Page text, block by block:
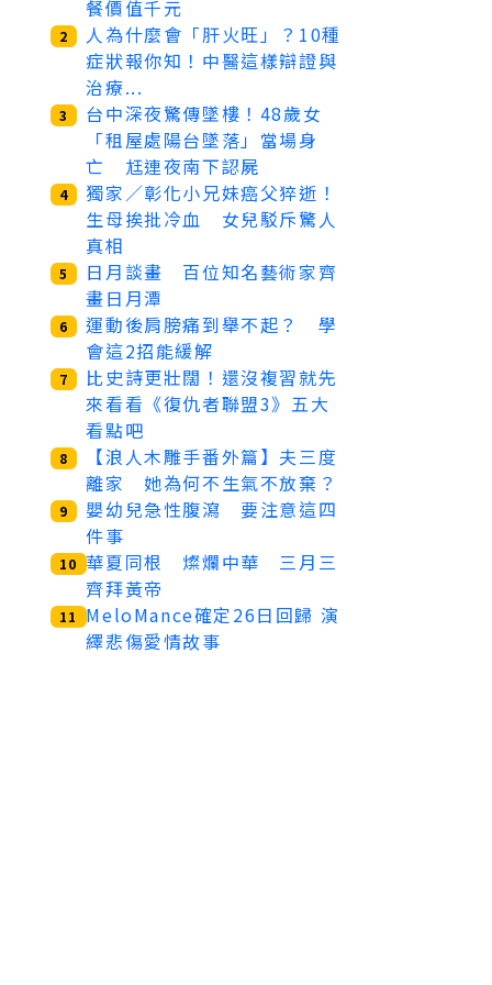
餐價值千元
2
人為什麼會「肝火旺」？10種
症狀報你知！中醫這樣辯證與
治療...
3
台中深夜驚傳墜樓！48歲女
「租屋處陽台墜落」當場身
亡 尪連夜南下認屍
4
獨家／彰化小兄妹癌父猝逝！
生母挨批冷血 女兒駁斥驚人
真相
5
日月談畫 百位知名藝術家齊
畫日月潭
6
運動後肩膀痛到舉不起？ 學
會這2招能緩解
7
比史詩更壯闊！還沒複習就先
來看看《復仇者聯盟3》五大
看點吧
8
【浪人木雕手番外篇】夫三度
離家 她為何不生氣不放棄？
9
嬰幼兒急性腹瀉 要注意這四
件事
10 華夏同根 燦爛中華 三月三
齊拜黃帝
11
MeloMance確定26日回歸 演
繹悲傷愛情故事